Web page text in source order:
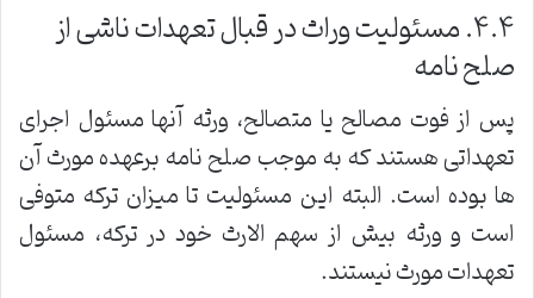
۴.۴. مسئولیت وراث در قبال تعهدات ناشی از
صلح نامه
پس از فوت مصالح یا متصالح، ورثه آنها مسئول اجرای
تعهداتی هستند که به موجب صلح نامه برعهده مورث آن
ها بوده است. البته این مسئولیت تا میزان ترکه متوفی
است و ورثه بیش از سهم الارث خود در ترکه، مسئول
تعهدات مورث نیستند.